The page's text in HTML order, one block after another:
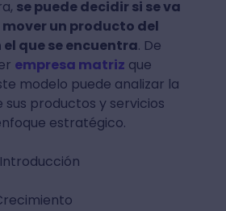
se puede decidir si se va
un producto del
que se encuentra. De
empresa matriz que
modelo puede analizar la
sus productos y servicios
estratégico.